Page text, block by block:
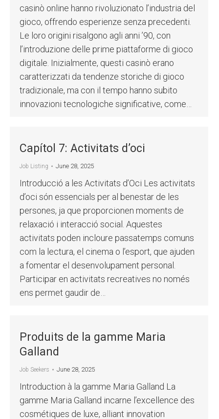
casinò online hanno rivoluzionato l’industria del
gioco, offrendo esperienze senza precedenti.
Le loro origini risalgono agli anni ’90, con
l’introduzione delle prime piattaforme di gioco
digitale. Inizialmente, questi casinò erano
caratterizzati da tendenze storiche di gioco
tradizionale, ma con il tempo hanno subito
innovazioni tecnologiche significative, come…
Capítol 7: Activitats d’oci
Job Listing June 28, 2025
Introducció a les Activitats d’Oci Les activitats
d’oci són essencials per al benestar de les
persones, ja que proporcionen moments de
relaxació i interacció social. Aquestes
activitats poden incloure passatemps comuns
com la lectura, el cinema o l’esport, que ajuden
a fomentar el desenvolupament personal.
Participar en activitats recreatives no només
ens permet gaudir de…
Produits de la gamme Maria
Galland
Job Seekers June 28, 2025
Introduction à la gamme Maria Galland La
gamme Maria Galland incarne l’excellence des
cosmétiques de luxe, alliant innovation